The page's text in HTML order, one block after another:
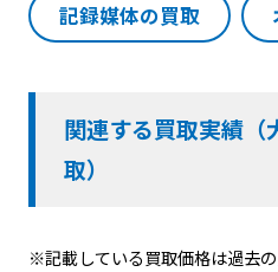
記録媒体の買取
関連する買取実績（
取）
※記載している買取価格は過去